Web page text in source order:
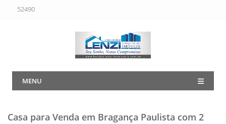
52490
MENU
Casa para Venda em Bragança Paulista com 2